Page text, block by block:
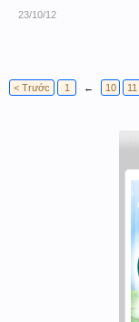
23/10/12
< Trước
1 ← 10 11